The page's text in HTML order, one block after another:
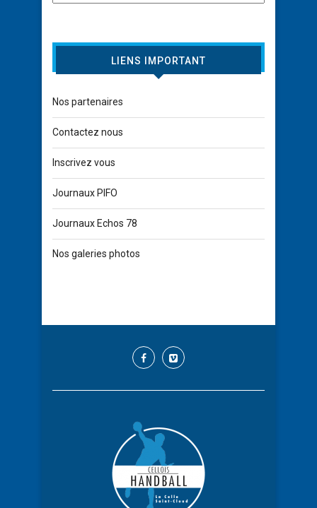
LIENS IMPORTANT
Nos partenaires
Contactez nous
Inscrivez vous
Journaux PIFO
Journaux Echos 78
Nos galeries photos